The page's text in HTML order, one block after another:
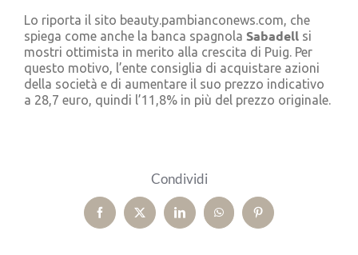
Lo riporta il sito beauty.pambianconews.com, che
spiega come anche la banca spagnola Sabadell si
mostri ottimista in merito alla crescita di Puig. Per
questo motivo, l’ente consiglia di acquistare azioni
della società e di aumentare il suo prezzo indicativo
a 28,7 euro, quindi l’11,8% in più del prezzo originale.
Condividi
FacebookX LinkedInWhatsAppPinterest